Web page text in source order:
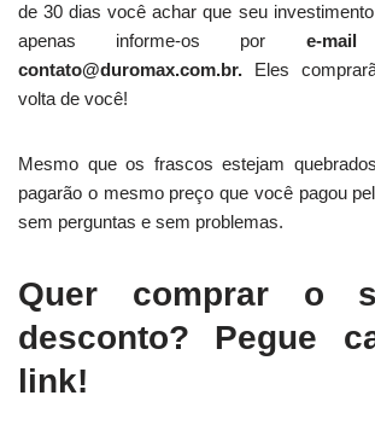
de 30 dias você achar que seu
apenas informe-os por e-
contato@duromax.com.br. Eles
volta de você!
Mesmo que os frascos estejam
pagarão o mesmo preço que você pagou
sem perguntas e sem problemas.
Quer comprar o
desconto? Pegue
link!